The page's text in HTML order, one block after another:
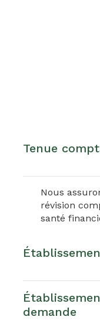
Tenue
Nous
révision
santé
demande